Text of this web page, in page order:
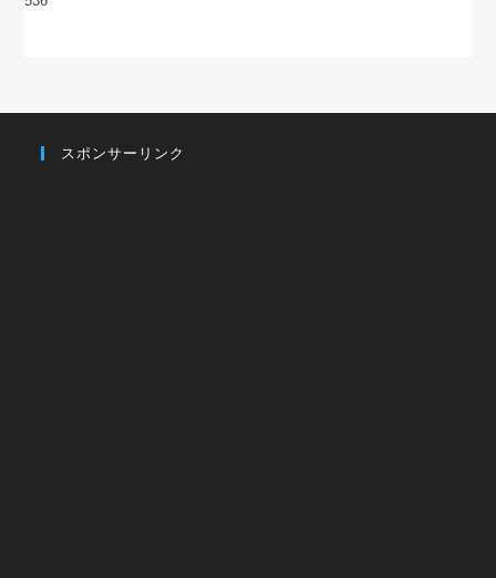
スポンサーリンク